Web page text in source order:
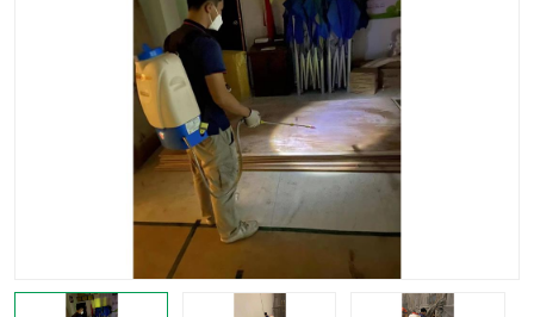
佛山除四害公司 灭鼠
消杀
灭跳蚤
灭蟑螂
果蝇防治